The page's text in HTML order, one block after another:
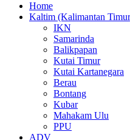
Home
Kaltim (Kalimantan
IKN
Samarinda
Balikpapan
Kutai Timur
Kutai Kartanegara
Berau
Bontang
Kubar
Mahakam Ulu
PPU
ADV